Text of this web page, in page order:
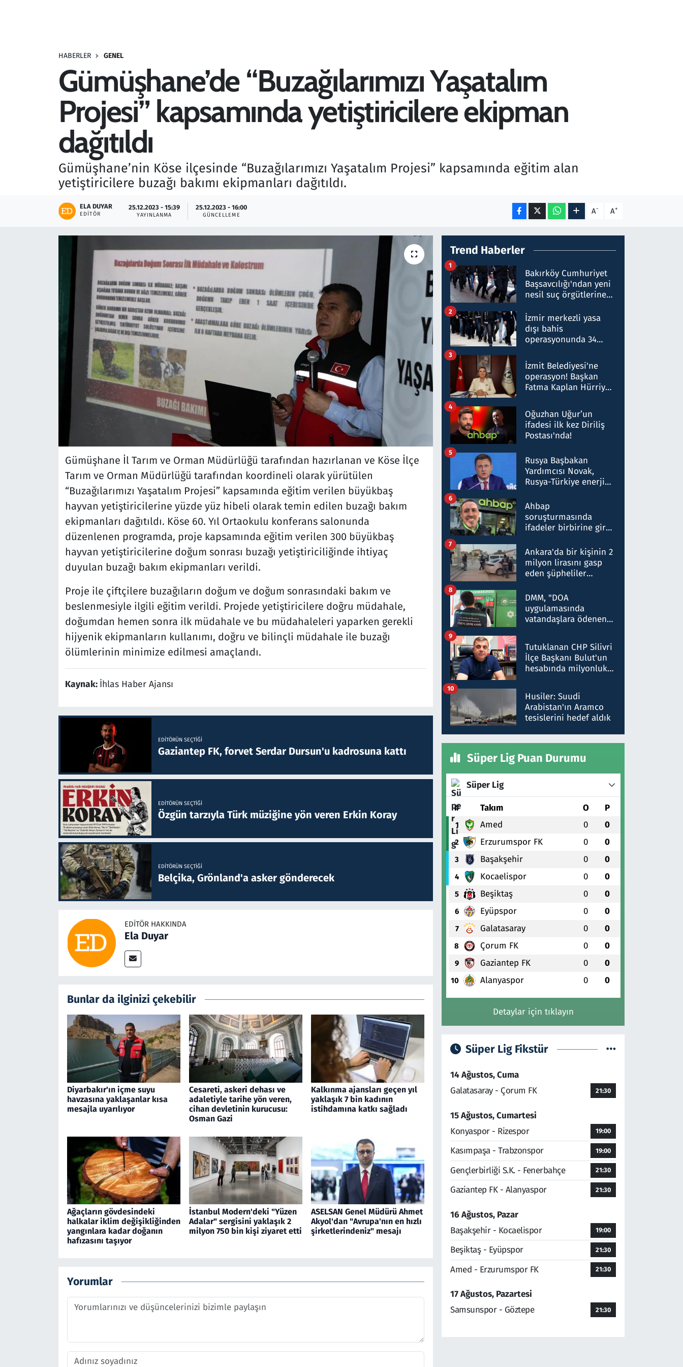
HABERLER GENEL
Gümüşhane’de “Buzağılarımızı Yaşatalım
Projesi” kapsamında yetiştiricilere ekipman
dağıtıldı
Gümüşhane’nin Köse ilçesinde “Buzağılarımızı Yaşatalım Projesi” kapsamında eğitim alan
yetiştiricilere buzağı bakımı ekipmanları dağıtıldı.
ELA DUYAR
EDITÖR
25.12.2023 - 15:39
YAYINLANMA
25.12.2023 - 16:00
GÜNCELLEME A- A+
Gümüşhane İl Tarım ve Orman Müdürlüğü tarafından hazırlanan ve Köse İlçe
Tarım ve Orman Müdürlüğü tarafından koordineli olarak yürütülen
“Buzağılarımızı Yaşatalım Projesi” kapsamında eğitim verilen büyükbaş
hayvan yetiştiricilerine yüzde yüz hibeli olarak temin edilen buzağı bakım
ekipmanları dağıtıldı. Köse 60. Yıl Ortaokulu konferans salonunda
düzenlenen programda, proje kapsamında eğitim verilen 300 büyükbaş
hayvan yetiştiricilerine doğum sonrası buzağı yetiştiriciliğinde ihtiyaç
duyulan buzağı bakım ekipmanları verildi.
Proje ile çiftçilere buzağıların doğum ve doğum sonrasındaki bakım ve
beslenmesiyle ilgili eğitim verildi. Projede yetiştiricilere doğru müdahale,
doğumdan hemen sonra ilk müdahale ve bu müdahaleleri yaparken gerekli
hijyenik ekipmanların kullanımı, doğru ve bilinçli müdahale ile buzağı
ölümlerinin minimize edilmesi amaçlandı.
Kaynak: İhlas Haber Ajansı
EDITÖRÜN SEÇTIĞI
Gaziantep FK, forvet Serdar Dursun'u kadrosuna kattı
EDITÖRÜN SEÇTIĞI
Özgün tarzıyla Türk müziğine yön veren Erkin Koray
EDITÖRÜN SEÇTIĞI
Belçika, Grönland'a asker gönderecek
EDITÖR HAKKINDA
Ela Duyar
Bunlar da ilginizi çekebilir
Diyarbakır'ın içme suyu
havzasına yaklaşanlar kısa
mesajla uyarılıyor
Cesareti, askeri dehası ve
adaletiyle tarihe yön veren,
cihan devletinin kurucusu:
Osman Gazi
Kalkınma ajansları geçen yıl
yaklaşık 7 bin kadının
istihdamına katkı sağladı
Ağaçların gövdesindeki
halkalar iklim değişikliğinden
yangınlara kadar doğanın
hafızasını taşıyor
İstanbul Modern'deki "Yüzen
Adalar" sergisini yaklaşık 2
milyon 750 bin kişi ziyaret etti
ASELSAN Genel Müdürü Ahmet
Akyol'dan "Avrupa'nın en hızlı
şirketlerindeniz" mesajı
Yorumlar
Trend Haberler
Bakırköy Cumhuriyet
Başsavcılığı'ndan yeni
nesil suç örgütlerine
hakkında gözaltı kararı
1
İzmir merkezli yasa
dışı bahis
operasyonunda 34
Milyar liralık para
trafiği tespit edildi
2
İzmit Belediyesi'ne
operasyon! Başkan
Fatma Kaplan Hürriyet
3
Oğuzhan Uğur’un
ifadesi ilk kez Diriliş
Postası'nda!
4
Rusya Başbakan
Yardımcısı Novak,
Rusya-Türkiye enerji
nitelikte olduğunu
belirtti
5
Ahbap
soruşturmasında
ifadeler birbirine girdi:
ifadelerinden ortaya
çıkan tablo şok etti
6
Ankara'da bir kişinin 2
milyon lirasını gasp
eden şüpheliler
7
DMM, "DOA
uygulamasında
vatandaşlara ödenen
düşürüldüğü" iddiasını
yalanladı
8
Tutuklanan CHP Silivri
İlçe Başkanı Bulut'un
hesabında milyonluk
talimat verdi, ben
gönderdim
9
Husiler: Suudi
Arabistan'ın Aramco
tesislerini hedef aldık
10
Süper Lig Puan Durumu
Süper Lig
# Takım O P
1 Amed 0 0
2 Erzurumspor FK 0 0
3 Başakşehir 0 0
4 Kocaelispor 0 0
5 Beşiktaş 0 0
6 Eyüpspor 0 0
7 Galatasaray 0 0
8 Çorum FK 0 0
9 Gaziantep FK 0 0
10 Alanyaspor 0 0
Detaylar için tıklayın
Süper Lig Fikstür
14 Ağustos, Cuma
Galatasaray - Çorum FK
21:30
15 Ağustos, Cumartesi
Konyaspor - Rizespor
19:00
Kasımpaşa - Trabzonspor 19:00
Gençlerbirliği S.K. - Fenerbahçe 21:30
Gaziantep FK - Alanyaspor 21:30
16 Ağustos, Pazar
Başakşehir - Kocaelispor
19:00
Beşiktaş - Eyüpspor 21:30
Amed - Erzurumspor FK 21:30
17 Ağustos, Pazartesi
Samsunspor - Göztepe
21:30
Savunma Sanayi
Seçim 2023
Teknoloji ve Bilim
Televizyon